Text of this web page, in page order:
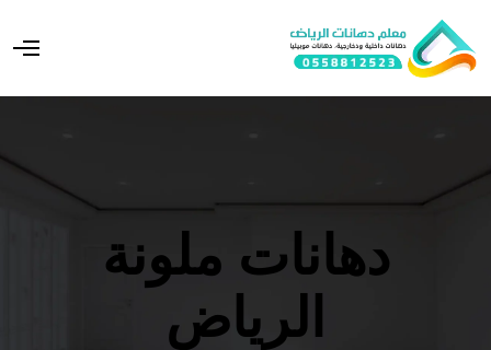
O
u
دهانات ملونة
الرياض